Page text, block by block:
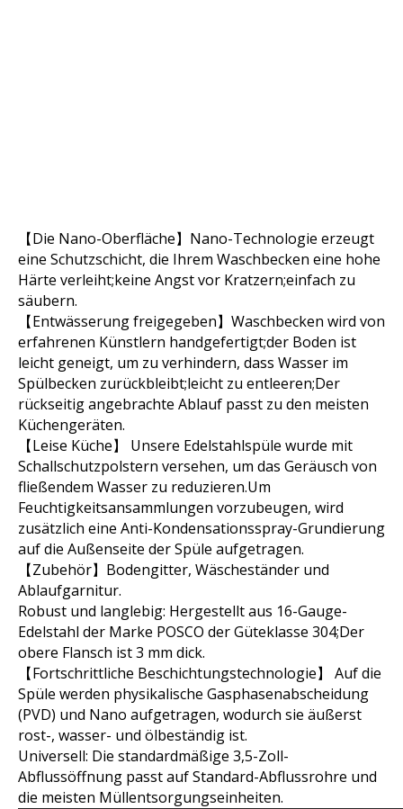
【Die Nano-Oberfläche】Nano-Technologie erzeugt
eine Schutzschicht, die Ihrem Waschbecken eine hohe
Härte verleiht;keine Angst vor Kratzern;einfach zu
säubern.
【Entwässerung freigegeben】Waschbecken wird von
erfahrenen Künstlern handgefertigt;der Boden ist
leicht geneigt, um zu verhindern, dass Wasser im
Spülbecken zurückbleibt;leicht zu entleeren;Der
rückseitig angebrachte Ablauf passt zu den meisten
Küchengeräten.
【Leise Küche】 Unsere Edelstahlspüle wurde mit
Schallschutzpolstern versehen, um das Geräusch von
fließendem Wasser zu reduzieren.Um
Feuchtigkeitsansammlungen vorzubeugen, wird
zusätzlich eine Anti-Kondensationsspray-Grundierung
auf die Außenseite der Spüle aufgetragen.
【Zubehör】Bodengitter, Wäscheständer und
Ablaufgarnitur.
Robust und langlebig: Hergestellt aus 16-Gauge-
Edelstahl der Marke POSCO der Güteklasse 304;Der
obere Flansch ist 3 mm dick.
【Fortschrittliche Beschichtungstechnologie】 Auf die
Spüle werden physikalische Gasphasenabscheidung
(PVD) und Nano aufgetragen, wodurch sie äußerst
rost-, wasser- und ölbeständig ist.
Universell: Die standardmäßige 3,5-Zoll-
Abflussöffnung passt auf Standard-Abflussrohre und
die meisten Müllentsorgungseinheiten.